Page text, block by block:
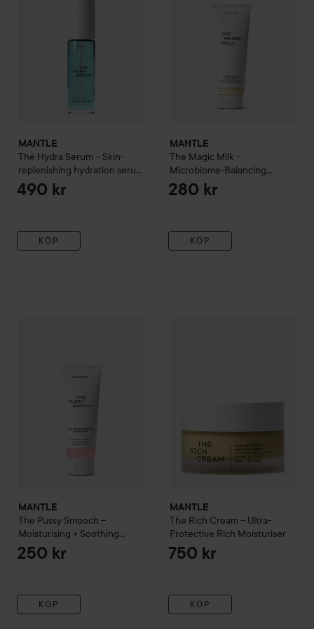
MANTLE
The Hydra Serum – Skin-
replenishing hydration serum
50 ml
490 kr
KÖP
MANTLE
The Magic Milk –
Microbiome-Balancing
Cream Cleanser
280 kr
KÖP
MANTLE
The Pussy Smooch –
Moisturising + Soothing
Intimate Balm
250 kr
KÖP
MANTLE
The Rich Cream – Ultra-
Protective Rich Moisturiser
750 kr
KÖP